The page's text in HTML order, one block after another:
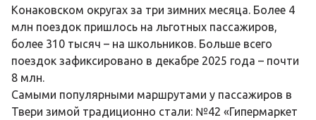
Конаковском округах за три зимних месяца. Более 4
млн поездок пришлось на льготных пассажиров,
более 310 тысяч – на школьников. Больше всего
поездок зафиксировано в декабре 2025 года – почти
8 млн.
Самыми популярными маршрутами у пассажиров в
Твери зимой традиционно стали: №42 «Гипермаркет